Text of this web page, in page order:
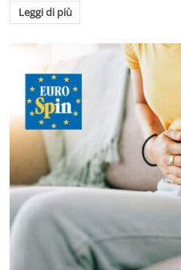
Leggi di più